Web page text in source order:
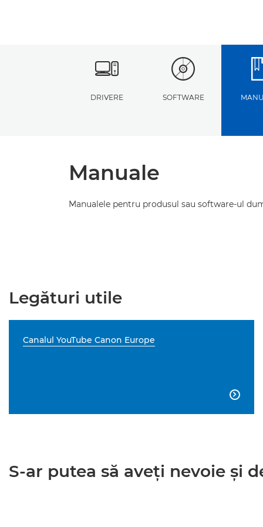
DRIVERE SOFTWARE
Manuale
Manualele pentru produsul sau software-ul
Legături utile
Canalul YouTube Canon Europe

S-ar putea să aveţi nevoie şi